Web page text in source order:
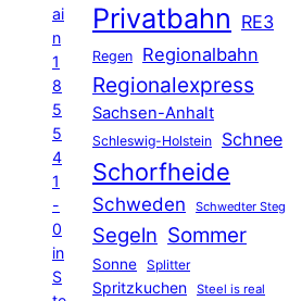
ai
n
1
8
5
5
4
1
-
0
in
S
Privatbahn RE3
Regen Regionalbahn
Regionalexpress
Sachsen-Anhalt
Schleswig-Holstein Schnee
Schorfheide
Schweden Schwedter Steg
Segeln Sommer
Sonne Splitter
Spritzkuchen Steel is real